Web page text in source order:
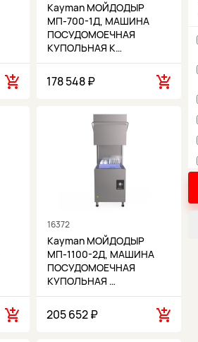
Kayman МОЙДОДЫР
МП-700-1Д, МАШИНА
ПОСУДОМОЕЧНАЯ
КУПОЛЬНАЯ K…
178 548 ₽
16372
Kayman МОЙДОДЫР
МП-1100-2Д, МАШИНА
ПОСУДОМОЕЧНАЯ
КУПОЛЬНАЯ …
205 652 ₽